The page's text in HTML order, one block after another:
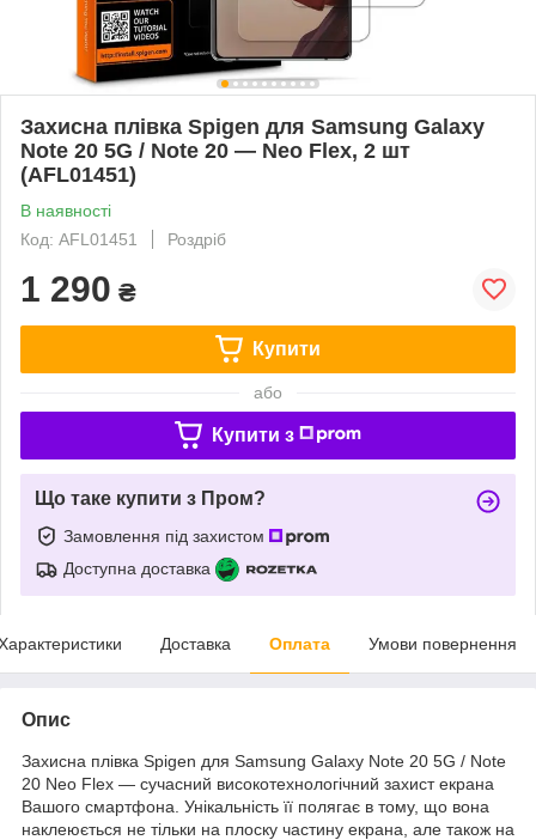
Захисна плівка Spigen для Samsung Galaxy
Note 20 5G / Note 20 — Neo Flex, 2 шт
(AFL01451)
В наявності
Код: AFL01451
Роздріб
1 290 ₴
Купити
або
Купити з
Що таке купити з Пром?
Замовлення під захистом
Доступна доставка
Доставка Оплата Умови повернення
Опис
Захисна плівка Spigen для Samsung Galaxy Note 20 5G / Note
20 Neo Flex — сучасний високотехнологічний захист екрана
Вашого смартфона. Унікальність її полягає в тому, що вона
наклеюється не тільки на плоску частину екрана, але також на